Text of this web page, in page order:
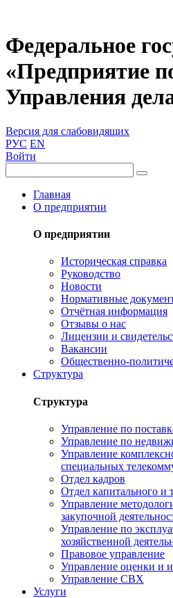
Федеральное
«Предприятие
Управления
Версия для слабовидящих
РУС EN
Войти
Главная
О предприятии
О предприятии
Историческая справка
Руководство
Новости
Нормативные
Отчётная информация
Отзывы о нас
Лицензии и
Вакансии
Общественно-
Структура
Структура
Управление по
Управление по
Управление
специальных
Отдел кадров
Отдел капитального и
Управление
закупочной
Управление по
хозяйственной
Правовое управление
Управление оценки и
Управление СВХ
Услуги